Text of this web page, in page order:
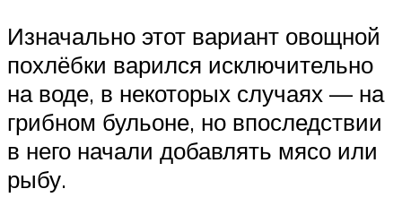
Изначально этот вариант овощной
похлёбки варился исключительно
на воде, в некоторых случаях — на
грибном бульоне, но впоследствии
в него начали добавлять мясо или
рыбу.